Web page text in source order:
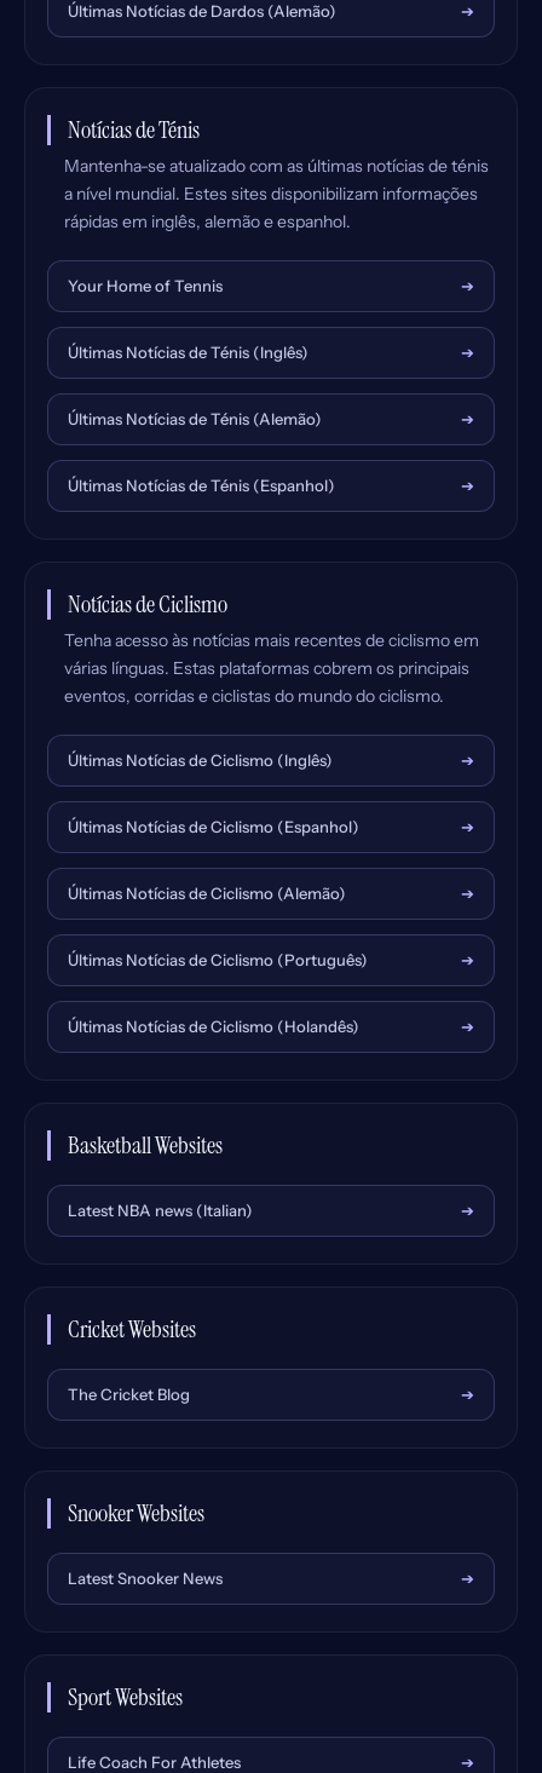
Últimas Notícias de Dardos (Alemão) ➔
Notícias de Ténis
Mantenha-se atualizado com as últimas notícias de ténis
a nível mundial. Estes sites disponibilizam informações
rápidas em inglês, alemão e espanhol.
Your Home of Tennis ➔
Últimas Notícias de Ténis (Inglês) ➔
Últimas Notícias de Ténis (Alemão) ➔
Últimas Notícias de Ténis (Espanhol) ➔
Notícias de Ciclismo
Tenha acesso às notícias mais recentes de ciclismo em
várias línguas. Estas plataformas cobrem os principais
eventos, corridas e ciclistas do mundo do ciclismo.
Últimas Notícias de Ciclismo (Inglês) ➔
Últimas Notícias de Ciclismo (Espanhol) ➔
Últimas Notícias de Ciclismo (Alemão) ➔
Últimas Notícias de Ciclismo (Português) ➔
Últimas Notícias de Ciclismo (Holandês) ➔
Basketball Websites
Latest NBA news (Italian) ➔
Cricket Websites
The Cricket Blog ➔
Snooker Websites
Latest Snooker News ➔
Sport Websites
Life Coach For Athletes ➔